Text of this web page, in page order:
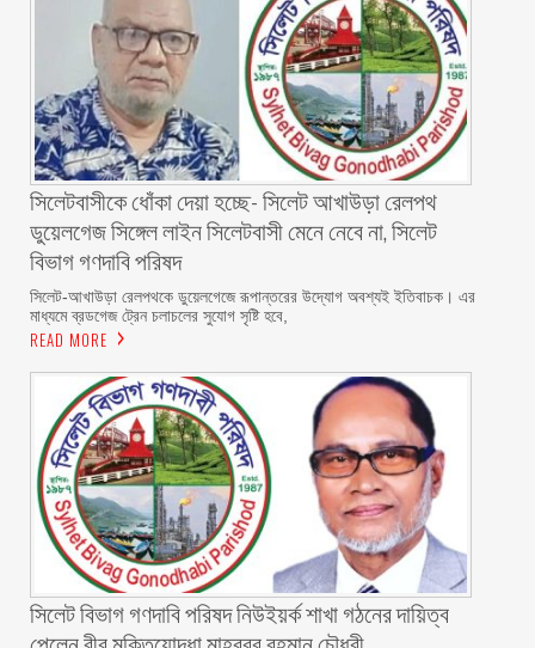
‎সিলেটবাসীকে ধোঁকা দেয়া হচ্ছে- সিলেট আখাউড়া রেলপথ
ডুয়েলগেজ সিঙ্গেল লাইন সিলেটবাসী মেনে নেবে না, সিলেট
বিভাগ গণদাবি পরিষদ
‎​সিলেট-আখাউড়া রেলপথকে ডুয়েলগেজে রূপান্তরের উদ্যোগ অবশ্যই ইতিবাচক। এর
মাধ্যমে ব্রডগেজ ট্রেন চলাচলের সুযোগ সৃষ্টি হবে,
READ MORE
সিলেট বিভাগ গণদাবি পরিষদ নিউইয়র্ক শাখা গঠনের দায়িত্ব